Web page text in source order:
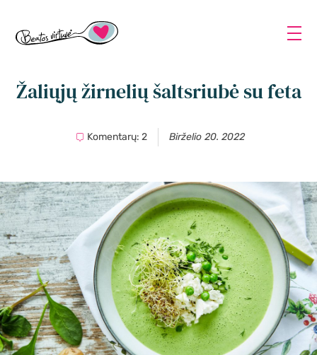
Žaliųjų žirnelių šaltsriubė su feta
Komentarų: 2 Birželio 20. 2022